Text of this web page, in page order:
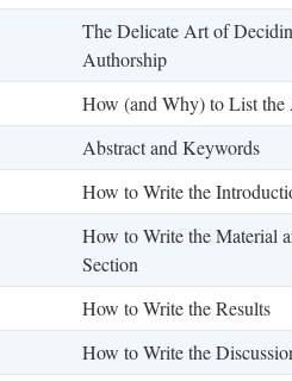
The Delicate Art of
Authorship
How (and Why) to List the
Abstract and Keywords
How to Write the
How to Write the Material
Section
How to Write the Results
How to Write the